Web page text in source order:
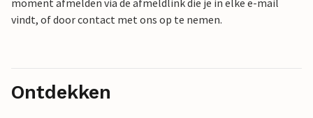
moment afmelden via de afmeldlink die je in elke e-mail
vindt, of door contact met ons op te nemen.
Ontdekken